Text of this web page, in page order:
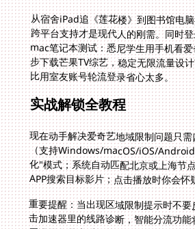
从宿舍iPad追《莲花楼》到图书馆电
跨平台支持才是现代人的刚需。同时
mac笔记本测试：悉尼学生用手机看
步下载芒果TV综艺，稳定无限流量设
比用室友账号轮流登录省心太多。
实战解锁全教程
现在动手解决爱奇艺地域限制问题只
（支持Windows/macOS/iOS/Android
化"模式；系统自动匹配北京或上海节
APP搜索目标影片；点击播放时你会怀
重要提醒：当出现区域限制提示时不
击加速器里的线路诊断，智能分流功
周温哥华用户反馈的腾讯视频会员地
到深圳游戏专线即完美解决——原来腾